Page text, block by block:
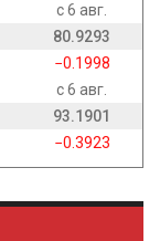
с 6 авг.
80.9293
−0.1998
с 6 авг.
93.1901
−0.3923